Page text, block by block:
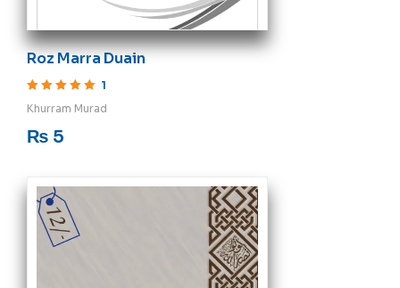
Roz Marra Duain
1
Khurram Murad
₨ 5